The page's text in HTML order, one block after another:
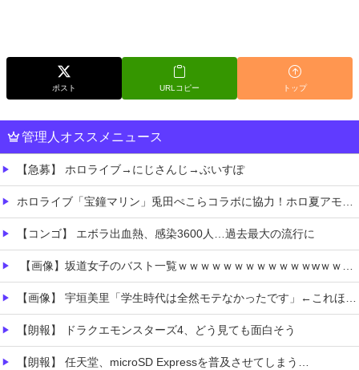
ポスト URLコピー トップ
管理人オススメニュース
【急募】 ホロライブ→にじさんじ→ぶいすぽ
ホロライブ「宝鐘マリン」兎田ぺこらコラボに協力！ホロ夏アモアスにレイドして野うさぎ喜ぶ！1時間で切り上げた飲酒配信の気になる続きは「メン限」
【コンゴ】 エボラ出血熱、感染3600人…過去最大の流行に
【画像】坂道女子のバスト一覧ｗｗｗｗｗｗｗｗｗｗｗｗwｗｗｗｗ
【画像】 宇垣美里「学生時代は全然モテなかったです」←これほんまかぁ？w w w w w w w w
【朗報】 ドラクエモンスターズ4、どう見ても面白そう
【朗報】 任天堂、microSD Expressを普及させてしまう…